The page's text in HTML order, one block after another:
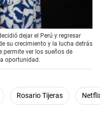
dejar el Perú y regresar
su crecimiento y la lucha detrás
permite ver los sueños de
oportunidad.
Rosario Tijeras